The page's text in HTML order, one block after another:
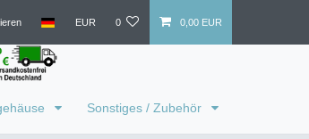
EUR 0 0,00 EUR
Sonstiges / Zubehör